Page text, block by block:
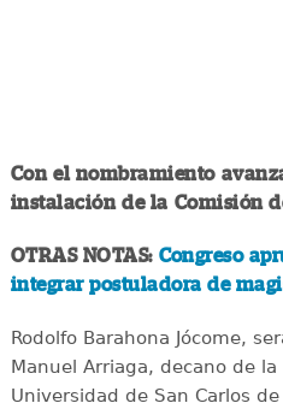
Con el nombramiento
instalación de la Comisión
OTRAS NOTAS: Congreso
integrar postuladora de
Rodolfo Barahona Jócome,
Manuel Arriaga, decano de
Universidad de San Carlos